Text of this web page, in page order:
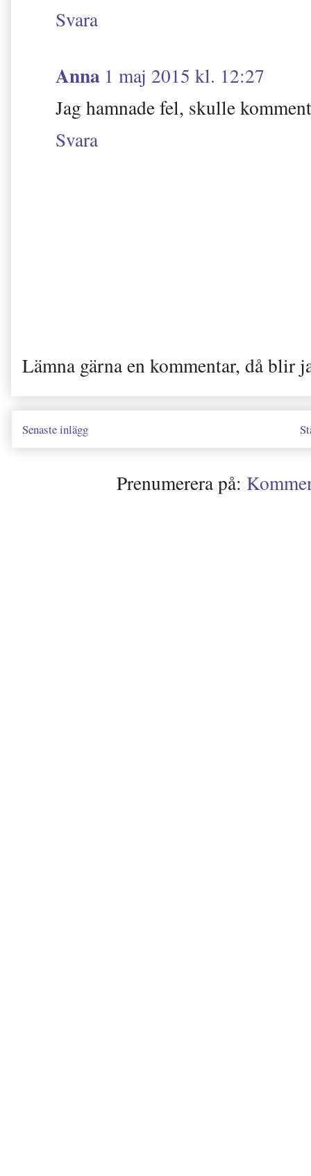
Svara
Anna 1 maj 2015 kl. 12:27
Jag hamnade fel, skulle
Svara
Lämna gärna en kommentar, då blir
Senaste inlägg
Prenumerera på: